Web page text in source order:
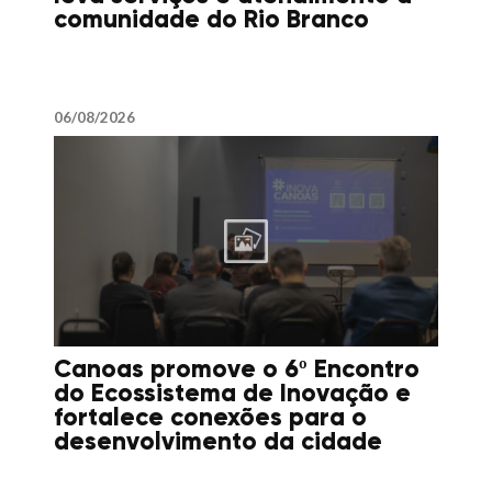
comunidade do Rio Branco
06/08/2026
Canoas promove o 6º Encontro
do Ecossistema de Inovação e
fortalece conexões para o
desenvolvimento da cidade